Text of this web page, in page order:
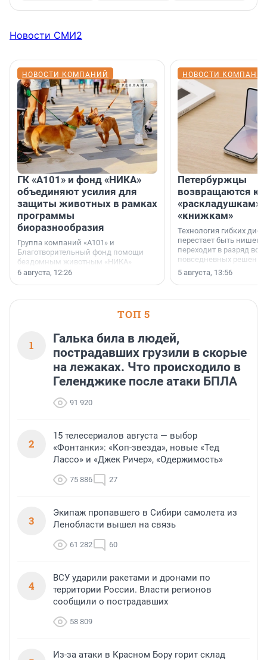
Новости СМИ2
НОВОСТИ КОМПАНИЙ
ГК «А101» и фонд «НИКА»
объединяют усилия для
защиты животных в рамках
программы
биоразнообразия
Группа компаний «А101» и
Благотворительный фонд помощи
бездомным животным «НИКА»
заключили соглашение о
6 августа, 12:26
НОВОСТИ
Петербуржцы
возвращаются к
«раскладушкам»
«книжкам»
Технология гибких
перестает быть
переходит в разряд
повседневных
5 августа, 13:56
ТОП 5
1
Галька била в людей,
пострадавших грузили в скорые
на лежаках. Что происходило в
Геленджике после атаки БПЛА
91 920
2
15 телесериалов августа — выбор
«Фонтанки»: «Коп-звезда», новые «Тед
Лассо» и «Джек Ричер», «Одержимость»
75 886 27
3
Экипаж пропавшего в Сибири самолета из
Ленобласти вышел на связь
61 282 60
4
ВСУ ударили ракетами и дронами по
территории России. Власти регионов
сообщили о пострадавших
58 809
Из-за атаки в Красном Бору горит склад